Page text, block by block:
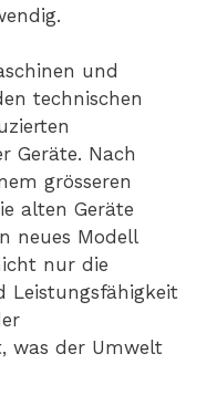
und
technischen
Geräte. Nach
grösseren
alten Geräte
neues Modell
nur die
Leistungsfähigkeit
was der Umwelt